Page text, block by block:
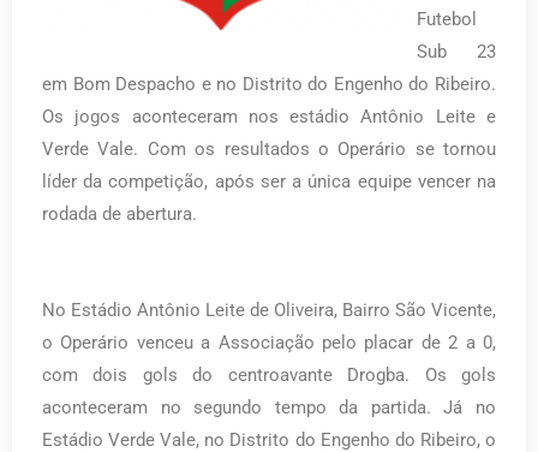
Futebol
Sub 23
em Bom Despacho e no Distrito do Engenho do Ribeiro.
Os jogos aconteceram nos estádio Antônio Leite e
Verde Vale. Com os resultados o Operário se tornou
líder da competição, após ser a única equipe vencer na
rodada de abertura.
No Estádio Antônio Leite de Oliveira, Bairro São Vicente,
o Operário venceu a Associação pelo placar de 2 a 0,
com dois gols do centroavante Drogba. Os gols
aconteceram no segundo tempo da partida. Já no
Estádio Verde Vale, no Distrito do Engenho do Ribeiro, o